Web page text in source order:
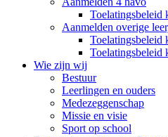
Toelatingsbeleid
Aanmelden overige
Toelatingsbeleid
Toelatingsbeleid
Wie zijn wij
Bestuur
Leerlingen en ouders
Medezeggenschap
Missie en visie
Sport op school